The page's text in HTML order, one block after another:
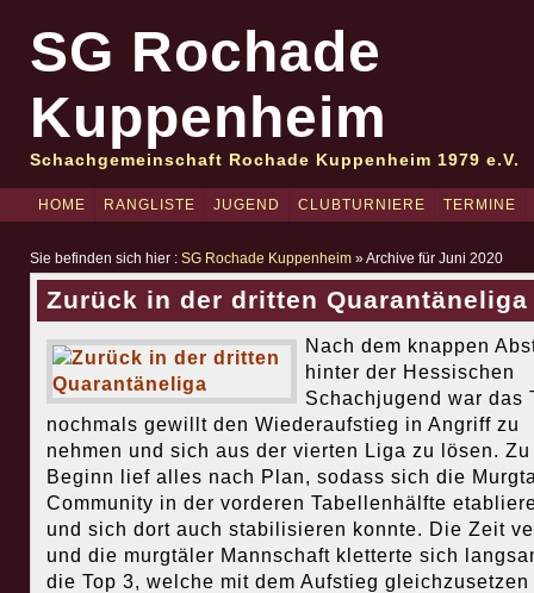
SG Rochade
Kuppenheim
Schachgemeinschaft Rochade Kuppenheim 1979 e.V.
HOME RANGLISTE JUGEND CLUBTURNIERE TERMINE
Sie befinden sich hier : SG Rochade Kuppenheim» Archive für Juni 2020
Zurück in der dritten Quarantäneliga
Nach dem knappen
hinter der Hessischen
Schachjugend war das
nochmals gewillt den Wiederaufstieg in Angriff zu
nehmen und sich aus der vierten Liga zu lösen. Zu
Beginn lief alles nach Plan, sodass sich die
Community in der vorderen Tabellenhälfte
und sich dort auch stabilisieren konnte. Die Zeit
und die murgtäler Mannschaft kletterte sich
die Top 3, welche mit dem Aufstieg gleichzusetzen